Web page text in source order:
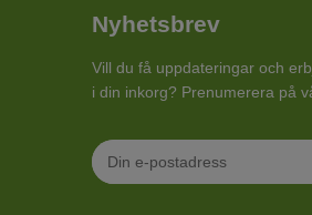
Nyhetsbrev
Vill du få uppdateringar och
i din inkorg? Prenumerera på